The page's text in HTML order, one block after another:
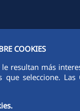
COOKIES
resultan más
seleccione.